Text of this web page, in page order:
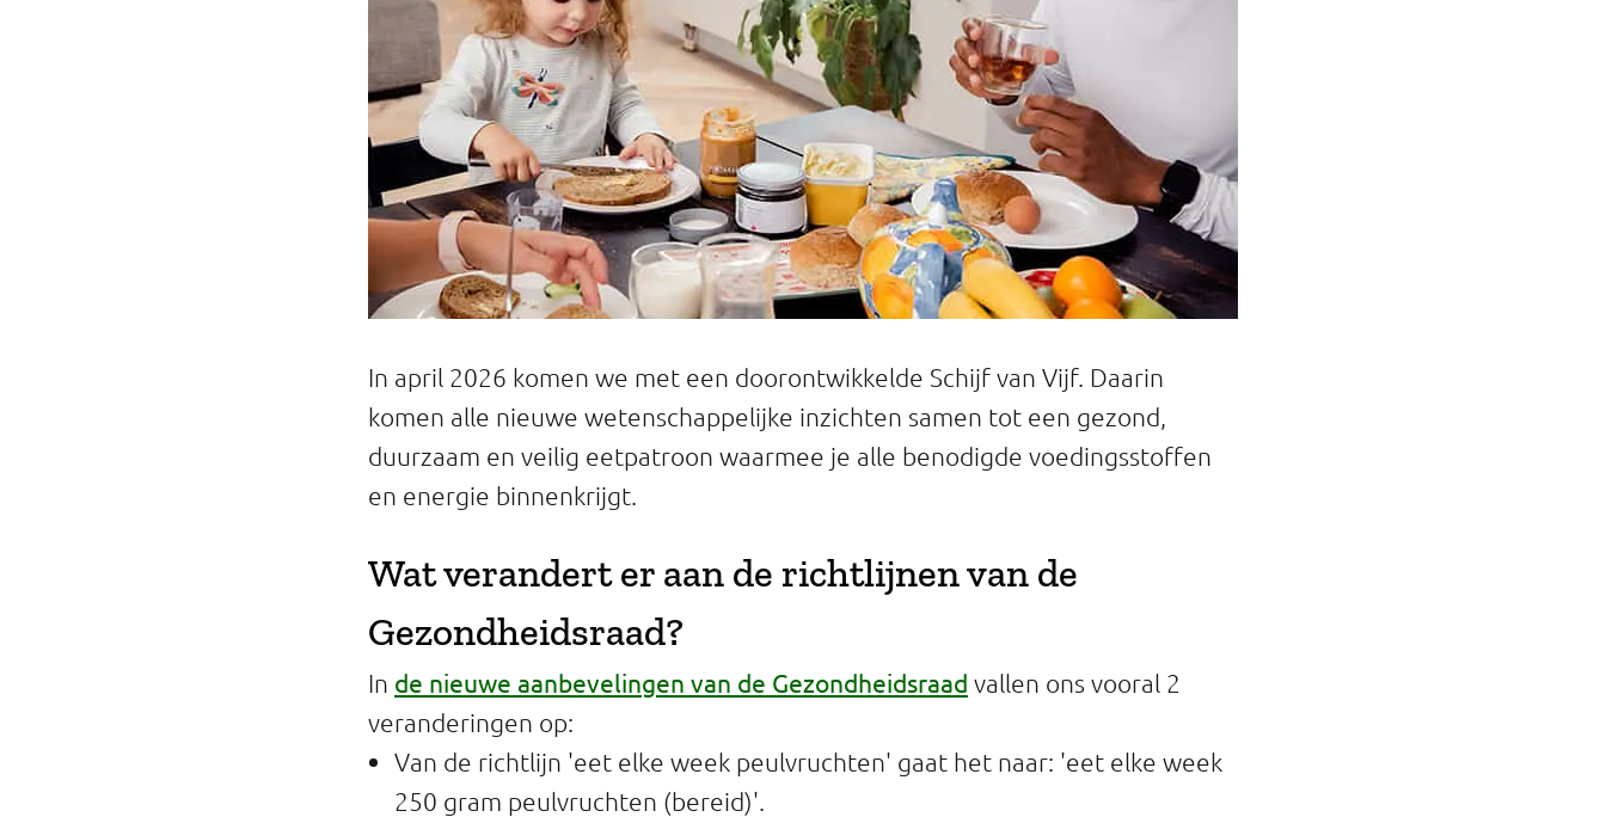
In april 2026 komen we met een doorontwikkelde Schijf van Vijf. Daarin
komen alle nieuwe wetenschappelijke inzichten samen tot een gezond,
duurzaam en veilig eetpatroon waarmee je alle benodigde voedingsstoffen
en energie binnenkrijgt.
Wat verandert er aan de richtlijnen van de
Gezondheidsraad?
In de nieuwe aanbevelingen van de Gezondheidsraad vallen ons vooral 2
veranderingen op:
Van de richtlijn 'eet elke week peulvruchten' gaat het naar: 'eet elke week
250 gram peulvruchten (bereid)'.